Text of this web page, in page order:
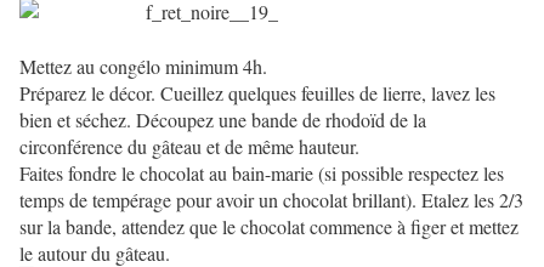
Mettez au congélo minimum 4h.
Préparez le décor. Cueillez quelques feuilles de lierre, lavez les
bien et séchez. Découpez une bande de rhodoïd de la
circonférence du gâteau et de même hauteur.
Faites fondre le chocolat au bain-marie (si possible respectez les
temps de tempérage pour avoir un chocolat brillant). Etalez les 2/3
sur la bande, attendez que le chocolat commence à figer et mettez
le autour du gâteau.